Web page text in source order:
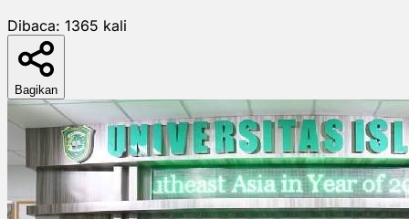
Dibaca: 1365 kali
Bagikan